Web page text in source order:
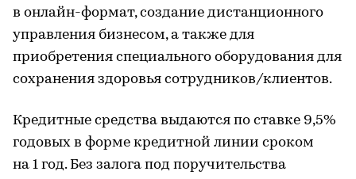
в онлайн-формат, создание дистанционного
управления бизнесом, а также для
приобретения специального оборудования для
сохранения здоровья сотрудников/клиентов.
Кредитные средства выдаются по ставке 9,5%
годовых в форме кредитной линии сроком
на 1 год. Без залога под поручительства